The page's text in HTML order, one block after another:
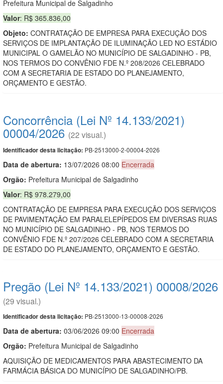
Prefeitura Municipal de Salgadinho
Valor: R$ 365.836,00
Objeto: CONTRATAÇÃO DE EMPRESA PARA EXECUÇÃO DOS
SERVIÇOS DE IMPLANTAÇÃO DE ILUMINAÇÃO LED NO ESTÁDIO
MUNICIPAL O GAMELÃO NO MUNICÍPIO DE SALGADINHO - PB,
NOS TERMOS DO CONVÊNIO FDE N.º 208/2026 CELEBRADO
COM A SECRETARIA DE ESTADO DO PLANEJAMENTO,
ORÇAMENTO E GESTÃO.
Concorrência (Lei Nº 14.133/2021)
00004/2026 (22 visual.)
Identificador desta licitação: PB-2513000-2-00004-2026
Data de abertura: 13/07/2026 08:00 Encerrada
Orgão: Prefeitura Municipal de Salgadinho
Valor: R$ 978.279,00
CONTRATAÇÃO DE EMPRESA PARA EXECUÇÃO DOS SERVIÇOS
DE PAVIMENTAÇÃO EM PARALELEPÍPEDOS EM DIVERSAS RUAS
NO MUNICÍPIO DE SALGADINHO - PB, NOS TERMOS DO
CONVÊNIO FDE N.º 207/2026 CELEBRADO COM A SECRETARIA
DE ESTADO DO PLANEJAMENTO, ORÇAMENTO E GESTÃO.
Pregão (Lei Nº 14.133/2021) 00008/2026
(29 visual.)
Identificador desta licitação: PB-2513000-13-00008-2026
Data de abertura: 03/06/2026 09:00 Encerrada
Orgão: Prefeitura Municipal de Salgadinho
AQUISIÇÃO DE MEDICAMENTOS PARA ABASTECIMENTO DA
FARMÁCIA BÁSICA DO MUNICÍPIO DE SALGADINHO/PB.